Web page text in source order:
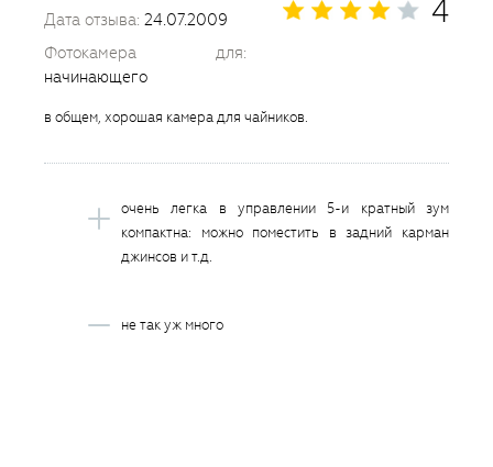
Дата отзыва: 24.07.2009
Фотокамера для:
начинающего
4
в общем, хорошая камера для чайников.
очень легка в управлении 5-и кратный зум
компактна: можно поместить в задний карман
джинсов и т.д.
не так уж много